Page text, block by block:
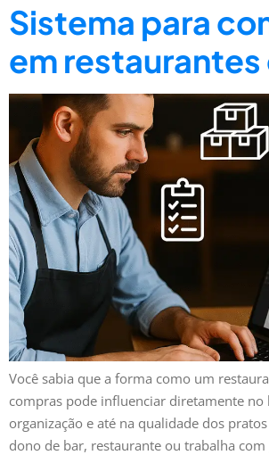
Sistema para
em restaurantes
Você sabia que a forma como um
compras pode influenciar diretamente no
organização e até na qualidade dos
dono de bar, restaurante ou trabalha com